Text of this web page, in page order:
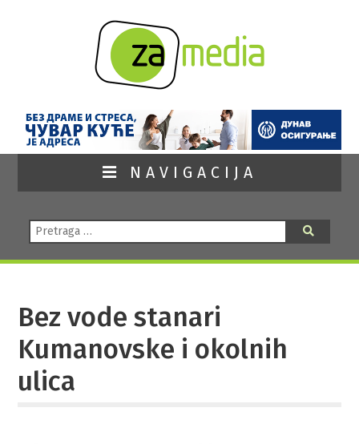
NAVIGACIJA
Pretraga:
Bez vode stanari
Kumanovske i okolnih
ulica